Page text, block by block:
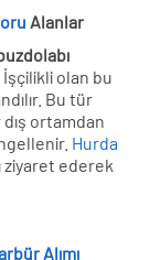
Alanlar
İşçilikli olan bu
Bu tür
ortamdan
Hurda
ziyaret ederek
Alımı